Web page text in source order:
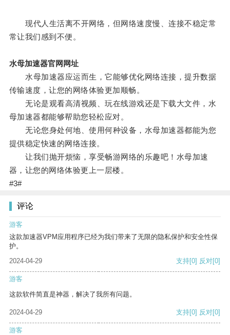
现代人生活离不开网络，但网络速度慢、连接不稳定常
常让我们感到不便。
水母加速器官网网址
水母加速器应运而生，它能够优化网络连接，提升数据
传输速度，让您的网络体验更加顺畅。
无论是观看高清视频、玩在线游戏还是下载大文件，水
母加速器都能够帮助您轻松应对。
无论您身处何地、使用何种设备，水母加速器都能为您
提供稳定快速的网络连接。
让我们抛开烦恼，享受畅游网络的乐趣吧！水母加速
器，让您的网络体验更上一层楼。
#3#
评论
游客
这款加速器VPM应用程序已经为我们带来了无限的隐私保护和安全性保
护。
2024-04-29
支持[0] 反对[0]
游客
这款软件简直是神器，解决了我所有问题。
2024-04-29 支持[0] 反对[0]
游客